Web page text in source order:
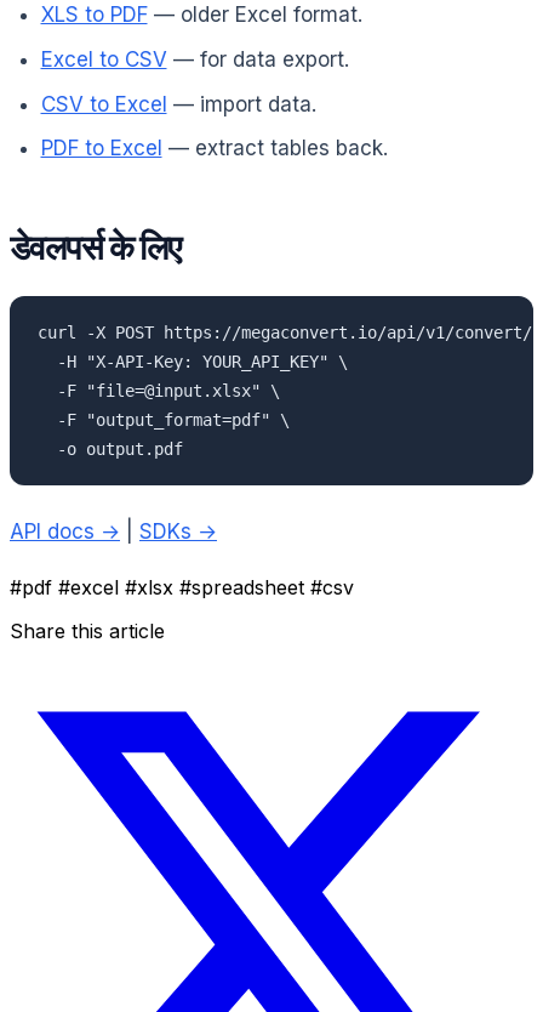
XLS to PDF— older Excel format.
Excel to CSV— for data export.
CSV to Excel — import data.
PDF to Excel — extract tables back.
डेवलपर्स के लिए
curl -X POST https://megaconvert.io/api/v1/convert/
  -H "X-API-Key: YOUR_API_KEY" \
  -F "file=@input.xlsx" \
  -F "output_format=pdf" \
  -o output.pdf
API docs → SDKs →
#pdf #excel #xlsx #spreadsheet #csv
Share this article